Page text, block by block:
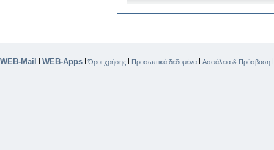
WEB-Mail | WEB-Apps |Όροι χρήσης | Προσωπικά δεδομένα | Ασφάλεια & Πρόσβαση